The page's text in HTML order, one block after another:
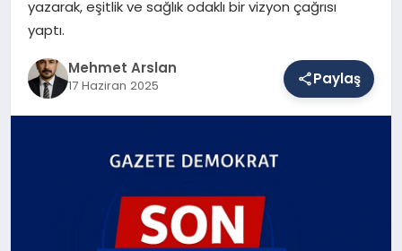
EĞITIM
DÜNYA
yazarak, eşitlik ve sağlık odaklı bir vizyon çağrısı
yaptı.
Mehmet Arslan
17 Haziran 2025 Paylaş